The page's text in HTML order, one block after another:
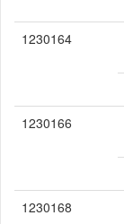
1230164
1230166
1230168